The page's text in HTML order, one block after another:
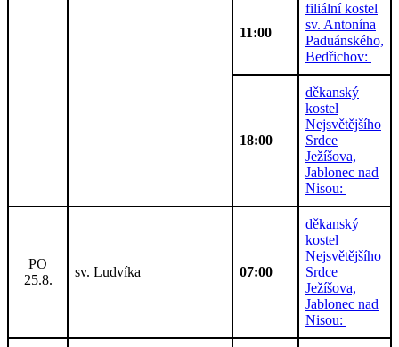
11:00
filiální kostel
sv. Antonína
Paduánského,
Bedřichov:
18:00
děkanský
kostel
Nejsvětějšího
Srdce
Ježíšova,
Jablonec nad
Nisou:
PO
25.8.
sv. Ludvíka 07:00
děkanský
kostel
Nejsvětějšího
Srdce
Ježíšova,
Jablonec nad
Nisou: